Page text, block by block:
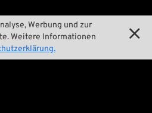
Werbung und zur
Weitere Informationen
